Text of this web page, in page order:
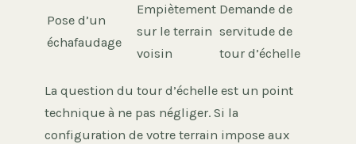
Pose d’un
échafaudage
Empiètement
sur le terrain
voisin
Demande de
servitude de
tour d’échelle
La question du tour d’échelle est un point
technique à ne pas négliger. Si la
configuration de votre terrain impose aux